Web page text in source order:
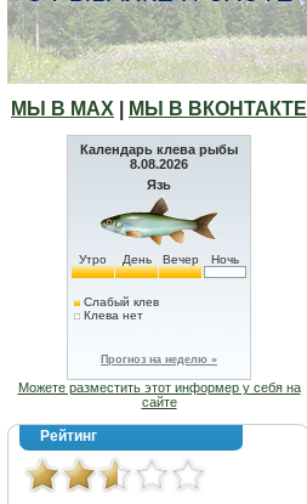
МЫ В МАХ МЫ В ВКОНТАКТЕ
Календарь клева рыбы
8.08.2026
Язь
Утро День Вечер Ночь
Слабый клев
Клева нет
Прогноз на неделю »
Можете разместить этот информер у себя на
сайте
Рейтинг